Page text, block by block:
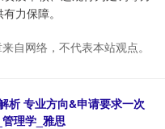
力保障。
自网络，不代表本站观点。
析 专业方向&申请要求一次
理学_雅思